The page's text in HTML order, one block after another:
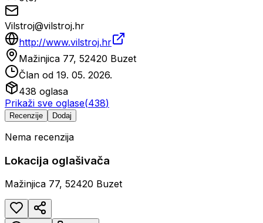
Vilstroj@vilstroj.hr
http://www.vilstroj.hr
Mažinjica 77, 52420 Buzet
Član od 19. 05. 2026.
438 oglasa
Prikaži sve oglase(438)
Recenzije Dodaj
Nema recenzija
Lokacija oglašivača
Mažinjica 77, 52420 Buzet